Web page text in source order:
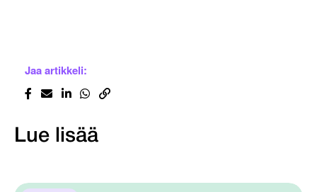
Jaa artikkeli:
Lue lisää